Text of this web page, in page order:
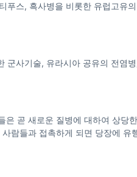
스, 흑사병을 비롯한 유럽고유
군사기술, 유라시아 공유의 전염
은 곧 새로운 질병에 대하여 상당
람들과 접촉하게 되면 당장에 유